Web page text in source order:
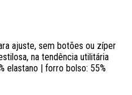
ajuste, sem botões ou zíper
na tendência utilitária
elastano | forro bolso: 55%